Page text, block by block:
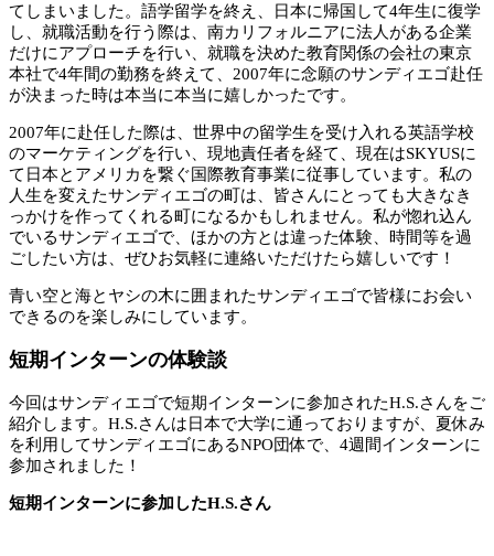
てしまいました。語学留学を終え、日本に帰国して4年生に復学
し、就職活動を行う際は、南カリフォルニアに法人がある企業
だけにアプローチを行い、就職を決めた教育関係の会社の東京
本社で4年間の勤務を終えて、2007年に念願のサンディエゴ赴任
が決まった時は本当に本当に嬉しかったです。
2007年に赴任した際は、世界中の留学生を受け入れる英語学校
のマーケティングを行い、現地責任者を経て、現在はSKYUSに
て日本とアメリカを繋ぐ国際教育事業に従事しています。私の
人生を変えたサンディエゴの町は、皆さんにとっても大きなき
っかけを作ってくれる町になるかもしれません。私が惚れ込ん
でいるサンディエゴで、ほかの方とは違った体験、時間等を過
ごしたい方は、ぜひお気軽に連絡いただけたら嬉しいです！
青い空と海とヤシの木に囲まれたサンディエゴで皆様にお会い
できるのを楽しみにしています。
短期インターンの体験談
今回はサンディエゴで短期インターンに参加されたH.S.さんをご
紹介します。H.S.さんは日本で大学に通っておりますが、夏休み
を利用してサンディエゴにあるNPO団体で、4週間インターンに
参加されました！
短期インターンに参加したH.S.さん